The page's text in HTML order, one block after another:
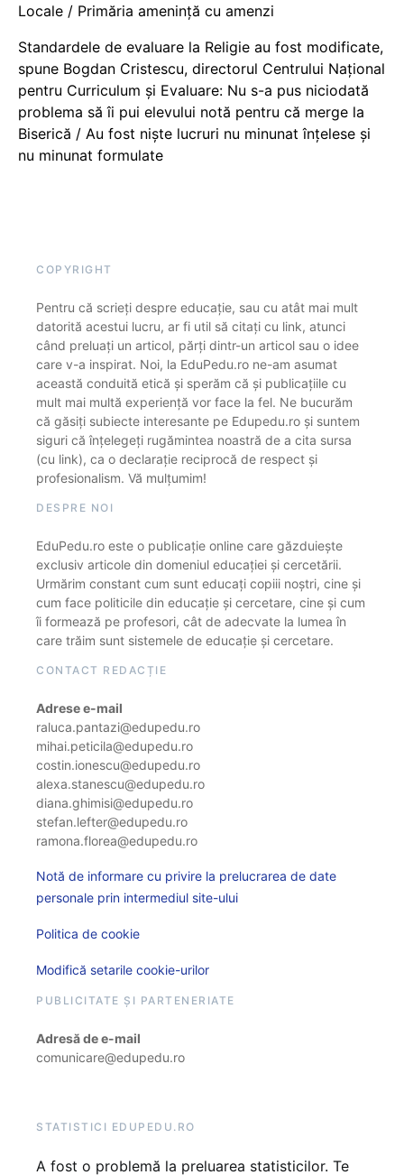
Locale / Primăria amenință cu amenzi
Standardele de evaluare la Religie au fost modificate,
spune Bogdan Cristescu, directorul Centrului Național
pentru Curriculum și Evaluare: Nu s-a pus niciodată
problema să îi pui elevului notă pentru că merge la
Biserică / Au fost niște lucruri nu minunat înțelese și
nu minunat formulate
COPYRIGHT
Pentru că scrieți despre educație, sau cu atât mai mult
datorită acestui lucru, ar fi util să citați cu link, atunci
când preluați un articol, părți dintr-un articol sau o idee
care v-a inspirat. Noi, la EduPedu.ro ne-am asumat
această conduită etică și sperăm că și publicațiile cu
mult mai multă experiență vor face la fel. Ne bucurăm
că găsiți subiecte interesante pe Edupedu.ro și suntem
siguri că înțelegeți rugămintea noastră de a cita sursa
(cu link), ca o declarație reciprocă de respect și
profesionalism. Vă mulțumim!
DESPRE NOI
EduPedu.ro este o publicație online care găzduiește
exclusiv articole din domeniul educației și cercetării.
Urmărim constant cum sunt educați copiii noștri, cine și
cum face politicile din educație și cercetare, cine și cum
îi formează pe profesori, cât de adecvate la lumea în
care trăim sunt sistemele de educație și cercetare.
CONTACT REDACȚIE
Adrese e-mail
raluca.pantazi@edupedu.ro
mihai.peticila@edupedu.ro
costin.ionescu@edupedu.ro
alexa.stanescu@edupedu.ro
diana.ghimisi@edupedu.ro
stefan.lefter@edupedu.ro
ramona.florea@edupedu.ro
Notă de informare cu privire la prelucrarea de date
personale prin intermediul site-ului
Politica de cookie
Modifică setarile cookie-urilor
PUBLICITATE ȘI PARTENERIATE
Adresă de e-mail
comunicare@edupedu.ro
STATISTICI EDUPEDU.RO
A fost o problemă la preluarea statisticilor. Te